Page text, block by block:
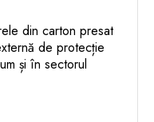
din carton presat
de protecție
și în sectorul